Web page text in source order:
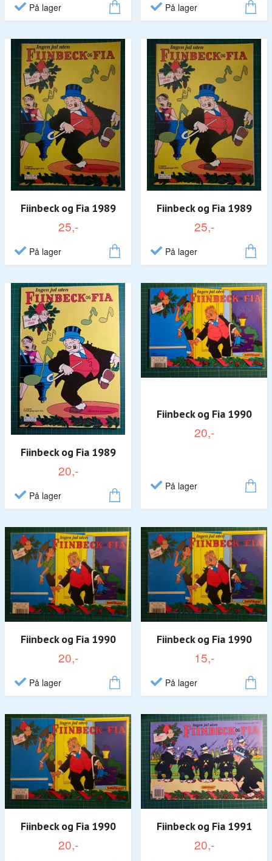
På lager På lager
Fiinbeck og Fia 1989
25,-
På lager
Fiinbeck og Fia 1989
25,-
På lager
Fiinbeck og Fia 1989
20,-
På lager
Fiinbeck og Fia 1990
20,-
På lager
Fiinbeck og Fia 1990
20,-
På lager
Fiinbeck og Fia 1990
15,-
På lager
Fiinbeck og Fia 1990
20,-
Fiinbeck og Fia 1991
20,-